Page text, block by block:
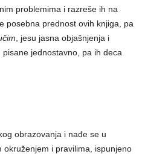
problemima i razreše ih na
posebna prednost ovih knjiga, pa
, jesu jasna objašnjenja i
jednostavno, pa ih deca
obrazovanja i nađe se u
okruženjem i pravilima, ispunjeno